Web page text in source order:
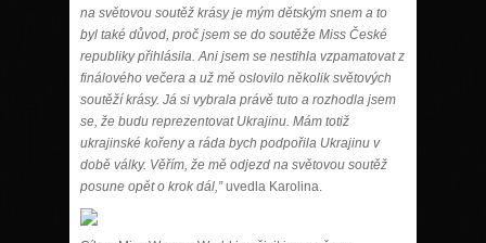
na světovou soutěž krásy je mým dětským snem a to
byl také důvod, proč jsem se do soutěže Miss České
republiky přihlásila. Ani jsem se nestihla vzpamatovat z
finálového večera a už mě oslovilo několik světových
soutěží krásy. Já si vybrala právě tuto a rozhodla jsem
se, že budu reprezentovat Ukrajinu. Mám totiž
ukrajinské kořeny a ráda bych podpořila Ukrajinu v
době války. Věřím, že mě odjezd na světovou soutěž
posune opět o krok dál,”uvedla Karolina.